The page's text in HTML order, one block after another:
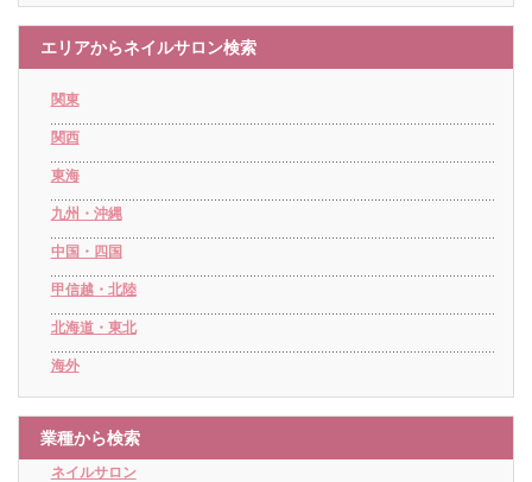
エリアからネイルサロン検索
関東
関西
東海
九州・沖縄
中国・四国
甲信越・北陸
北海道・東北
海外
業種から検索
ネイルサロン